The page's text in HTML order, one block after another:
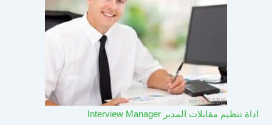
اداة تنظيم مقابلات المدير Interview Manager